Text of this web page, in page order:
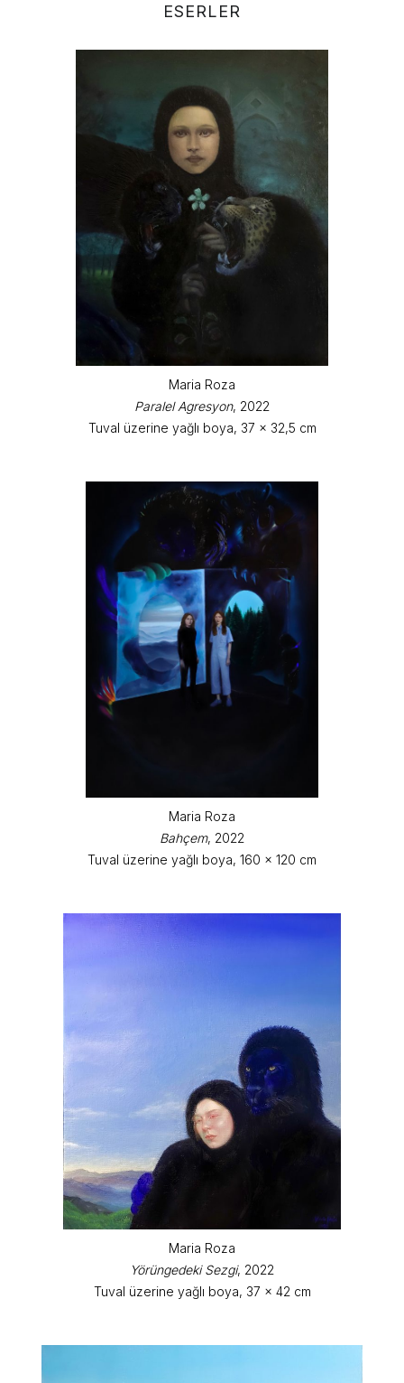
ESERLER
Maria Roza
Paralel Agresyon, 2022
Tuval üzerine yağlı boya, 37 x 32,5 cm
Maria Roza
Bahçem, 2022
Tuval üzerine yağlı boya, 160 x 120 cm
Maria Roza
Yörüngedeki Sezgi, 2022
Tuval üzerine yağlı boya, 37 x 42 cm